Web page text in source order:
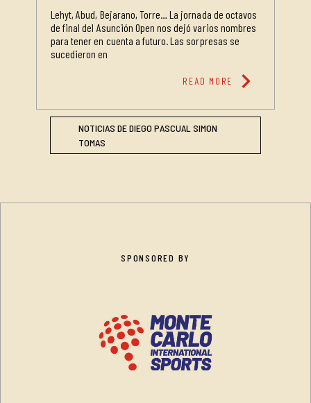
Lehyt, Abud, Bejarano, Torre… La jornada de octavos
de final del Asunción Open nos dejó varios nombres
para tener en cuenta a futuro. Las sorpresas se
sucedieron en
READ MORE chevron_right
NOTICIAS DE DIEGO PASCUAL SIMON
TOMAS
SPONSORED BY